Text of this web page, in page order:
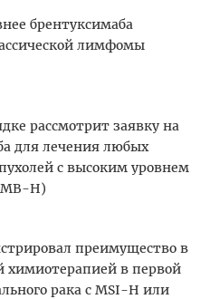
брентуксимаба
лимфомы
рассмотрит заявку на
для лечения любых
с высоким уровнем
H)
преимущество в
химиотерапией в первой
рака с MSI-H или